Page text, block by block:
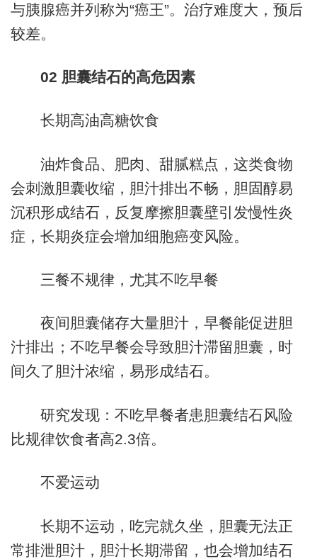
与胰腺癌并列称为“癌王”。治疗难度大，预后
较差。
02 胆囊结石的高危因素
长期高油高糖饮食
油炸食品、肥肉、甜腻糕点，这类食物
会刺激胆囊收缩，胆汁排出不畅，胆固醇易
沉积形成结石，反复摩擦胆囊壁引发慢性炎
症，长期炎症会增加细胞癌变风险。
三餐不规律，尤其不吃早餐
夜间胆囊储存大量胆汁，早餐能促进胆
汁排出；不吃早餐会导致胆汁滞留胆囊，时
间久了胆汁浓缩，易形成结石。
研究发现：不吃早餐者患胆囊结石风险
比规律饮食者高2.3倍。
不爱运动
长期不运动，吃完就久坐，胆囊无法正
常排泄胆汁，胆汁长期滞留，也会增加结石